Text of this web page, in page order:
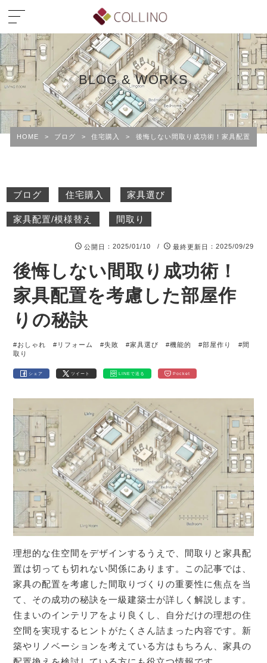
BLOG & WORKS
HOME > ブログ > 住宅購入 > 後悔しない間取り成功術！家具配置を
ブログ 住宅購入 家具選び
家具配置/模様替え 間取り
公開日 ：2025/01/10 / 最終更新日 ：2025/09/29
後悔しない間取り成功術！
家具配置を考慮した部屋作
りの秘訣
#おしゃれ #リフォーム #失敗 #家具選び #機能的 #部屋作り
#間
取り
シェア ツイート LINEで送る Pocket
理想的な住空間をデザインするうえで、間取りと家具配
置は切っても切れない関係にあります。この記事では、
家具の配置を考慮した間取りづくりの重要性に焦点を当
て、その成功の秘訣を一級建築士が詳しく解説します。
住まいのインテリアをより良くし、自分だけの理想の住
空間を実現するヒントがたくさん詰まった内容です。新
築やリノベーションを考えている方はもちろん、家具の